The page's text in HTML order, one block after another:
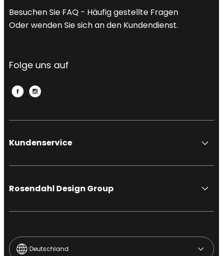
Besuchen Sie FAQ - Häufig gestellte Fragen
Oder wenden Sie sich an den Kundendienst.
Folge uns auf
Kundenservice
Rosendahl Design Group
Deutschland